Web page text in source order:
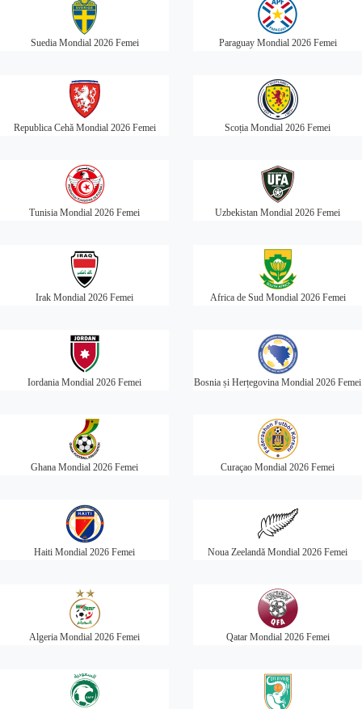
Suedia Mondial 2026 Femei Paraguay Mondial 2026 Femei
Republica Cehă Mondial 2026 Femei Scoția Mondial 2026 Femei
Tunisia Mondial 2026 Femei Uzbekistan Mondial 2026 Femei
Irak Mondial 2026 Femei Africa de Sud Mondial 2026 Femei
Iordania Mondial 2026 Femei Bosnia și Herțegovina Mondial 2026 Femei
Ghana Mondial 2026 Femei Curaçao Mondial 2026 Femei
Haiti Mondial 2026 Femei Noua Zeelandă Mondial 2026 Femei
Algeria Mondial 2026 Femei Qatar Mondial 2026 Femei